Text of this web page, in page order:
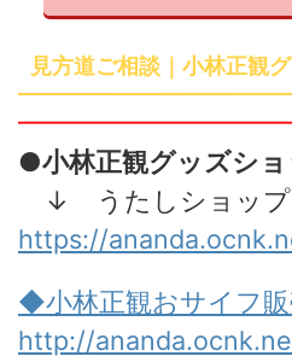
見方道ご相談｜小林正観
●小林正観グッズシ
↓ うたしショップ
https://
◆小林正観おサイフ
http://